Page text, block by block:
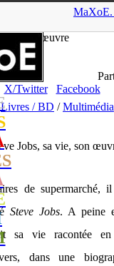
MaXoE.
œuvre
X/Twitter
Facebook
Livres / BD /Multimédia
Jobs, sa vie, son
de supermarché,
Steve Jobs. A peine
sa vie racontée
dans une